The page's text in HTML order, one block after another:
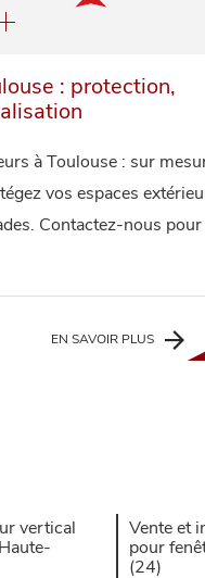
: protection,
à Toulouse : sur
vos espaces
Contactez-nous pour
EN SAVOIR PLUS
vertical
Vente et
pour
(24)